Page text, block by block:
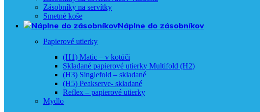
Zásobníky na servítky
Smetné koše
Náplne do zásobníkov
Papierové utierky
(H1) Matic – v kotúči
Skladané papierové utierky Multifold (H2)
(H3) Singlefold – skladané
(H5) Peakserve- skladané
Reflex – papierové utierky
Mydlo